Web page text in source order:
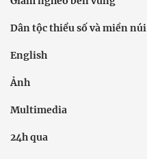
Dân tộc thiểu số và miền núi
English
Ảnh
Multimedia
24h qua